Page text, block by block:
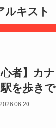
ルキスト
心者】カ
を歩きで
2026.06.20